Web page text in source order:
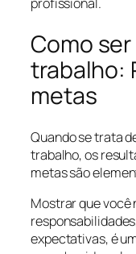
profissional.
Como
trabalho:
metas
Quando se trata
trabalho, os
metas são
Mostrar que você
expectativas, é